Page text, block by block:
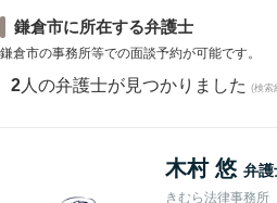
鎌倉市に所在する弁護士
鎌倉市の事務所等での面談予約が可能です。
2 人の弁護士が見つかりました (検索
木村 悠 弁護
きむら法律事務所